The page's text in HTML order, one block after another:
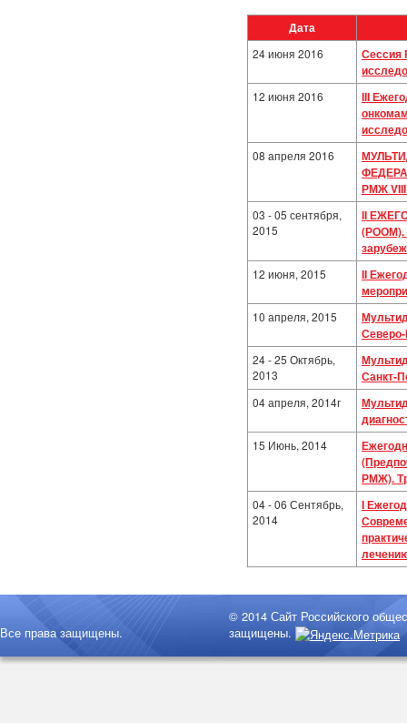
Дата
24 июня 2016
Сессия
12 июня 2016
III
08 апреля 2016
РМЖ
03 - 05 сентября,
2015
II
12 июня, 2015
II
10 апреля, 2015
24 - 25 Октябрь,
2013
Санкт-
04 апреля, 2014г
15 Июнь, 2014
РМЖ).
04 - 06 Сентябрь,
2014
I
Все права защищены.
© 2014 Сайт Российского
защищены.